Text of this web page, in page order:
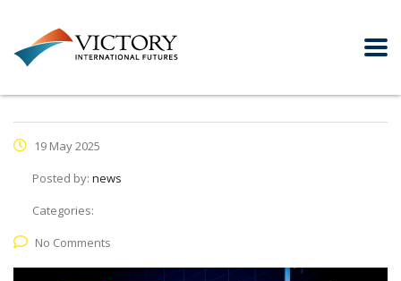
19 May 2025
Posted by: news
Categories:
No Comments